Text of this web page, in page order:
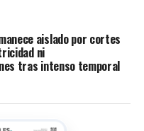
aislado por cortes
ni
tras intenso temporal